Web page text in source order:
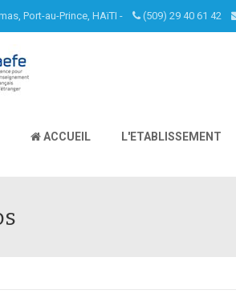
Port-au-Prince, HAïTI - (509) 29 40 61 42
ACCUEIL L'ETABLISSEMENT